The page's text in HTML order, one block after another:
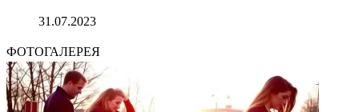
31.07.2023
ФОТОГАЛЕРЕЯ